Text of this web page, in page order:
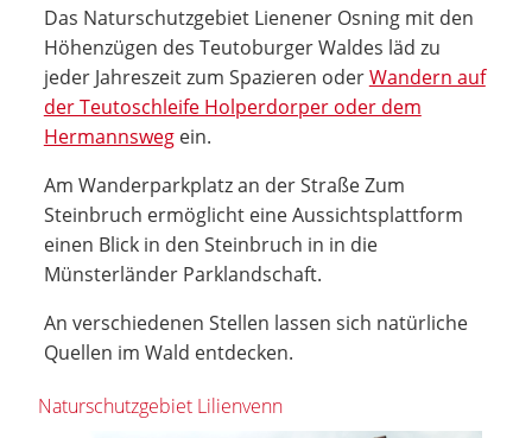
Das Naturschutzgebiet Lienener Osning mit den
Höhenzügen des Teutoburger Waldes läd zu
jeder Jahreszeit zum Spazieren oderWandern auf
der Teutoschleife Holperdorper oder dem
Hermannswegein.
Am Wanderparkplatz an der Straße Zum
Steinbruch ermöglicht eine Aussichtsplattform
einen Blick in den Steinbruch in in die
Münsterländer Parklandschaft.
An verschiedenen Stellen lassen sich natürliche
Quellen im Wald entdecken.
Naturschutzgebiet Lilienvenn